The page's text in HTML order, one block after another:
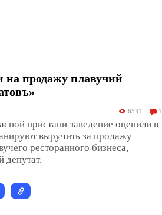
на продажу плавучий
6531 1
пристани заведение оценили в
выручить за продажу
ресторанного бизнеса,
депутат.